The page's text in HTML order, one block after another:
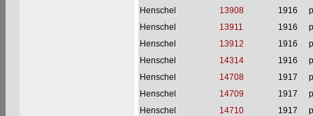
Henschel
13908 1916
Henschel
13911 1916
Henschel
13912 1916
Henschel
14314 1916
Henschel
14708 1917
Henschel
14709 1917
Henschel
14710 1917